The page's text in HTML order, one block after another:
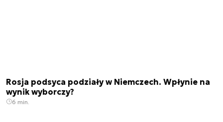
Rosja podsyca podziały w Niemczech. Wpłynie na
wynik wyborczy?
6 min.